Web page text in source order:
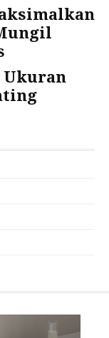
Ukuran